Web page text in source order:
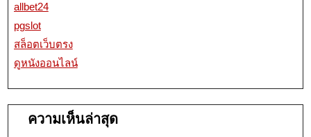
allbet24
pgslot
สล็อตเว็บตรง
ดูหนังออนไลน์
ความเห็นล่าสุด